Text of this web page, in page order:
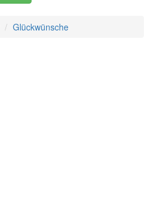
Glückwünsche